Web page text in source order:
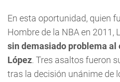
En esta oportunidad, quien
Hombre de la NBA en 2011,
sin demasiado problema al
López. Tres asaltos fueron
tras la decisión unánime de